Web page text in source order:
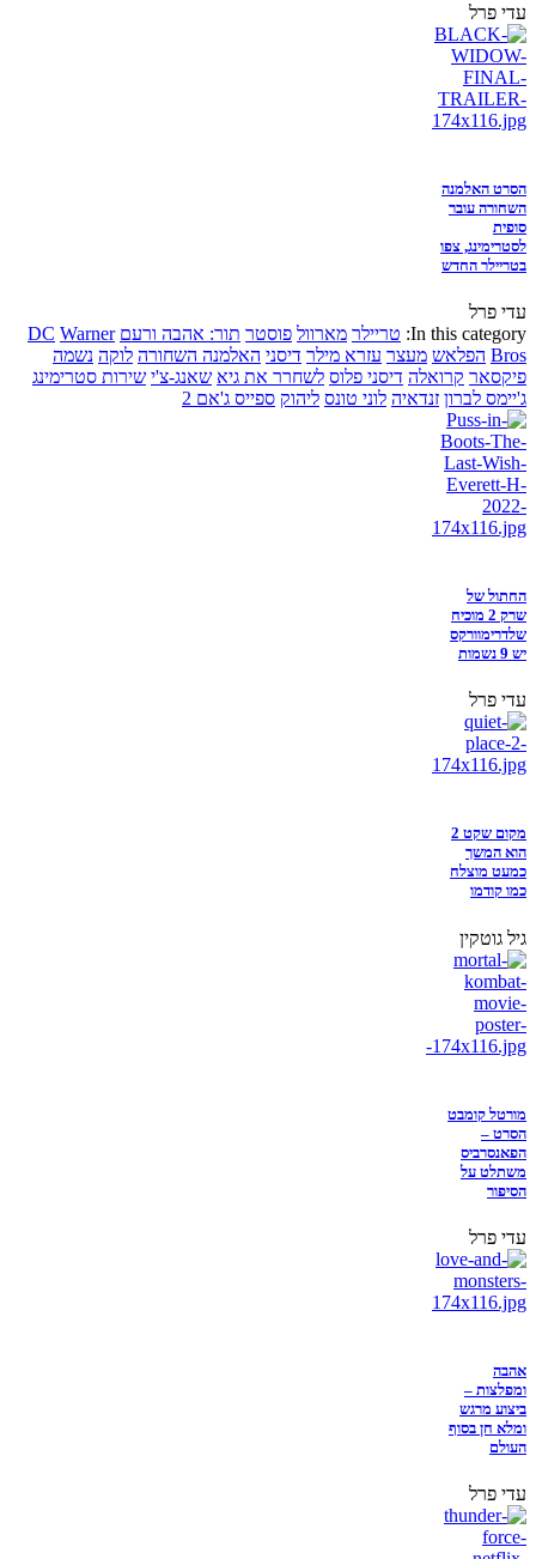
עדי פרל
הסרט האלמנה
השחורה עובר
סופית
לסטרימינג, צפו
בטריילר החדש
עדי פרל
In this category: טריילר מארוול פוסטר תור: אהבה ורעם DC Warner
Bros הפלאש מעצר עזרא מילר דיסני האלמנה השחורה לוקה נשמה
פיקסאר קרואלה דיסני פלוס לשחרר את גיא שאנג-צ'י שירות סטרימינג
ג'יימס לברון זנדאיה לוני טונס ליהוק ספייס ג'אם 2
החתול של
שרק 2 מוכיח
שלדרימוורקס
יש 9 נשמות
עדי פרל
מקום שקט 2
הוא המשך
כמעט מוצלח
כמו קודמו
גיל גוטקין
מורטל קומבט
הסרט –
הפאנסרביס
משתלט על
הסיפור
עדי פרל
אהבה
ומפלצות –
ביצוע מרגש
ומלא חן בסוף
העולם
עדי פרל